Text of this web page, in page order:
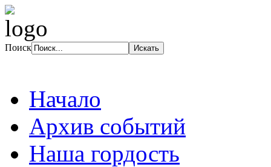
Поиск
Начало
Архив событий
Наша гордость